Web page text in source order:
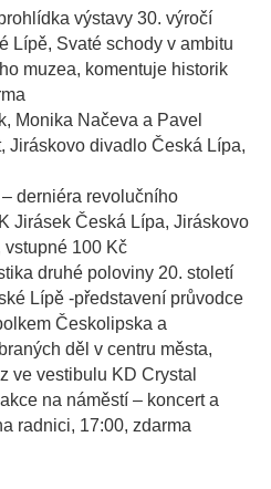
výstavy 30. výročí
Lípě, Svaté schody v ambitu
muzea, komentuje historik
Monika Načeva a Pavel
Jiráskovo divadlo Česká Lípa,
derniéra revolučního
Jirásek Česká Lípa, Jiráskovo
100 Kč
druhé poloviny 20. století
Lípě -představení průvodce
Českolipska a
děl v centru města,
ve vestibulu KD Crystal
na náměstí – koncert a
radnici, 17:00, zdarma